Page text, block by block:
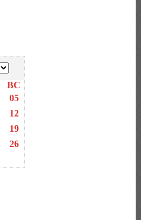
ВС
05
12
19
26